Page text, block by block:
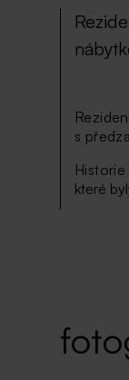
s
které